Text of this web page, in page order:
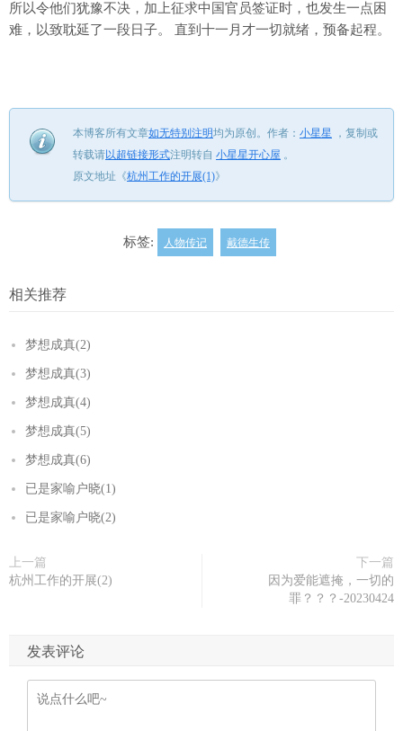
所以令他们犹豫不决，加上征求中国官员签证时，也发生一点困
难，以致耽延了一段日子。 直到十一月才一切就绪，预备起程。
本博客所有文章如无特别注明均为原创。 作者： 小星星 ， 复制或
转载请以超链接形式注明转自 小星星开心屋 。
原文地址《杭州工作的开展(1)》
标签: 人物传记 戴德生传
相关推荐
梦想成真(2)
梦想成真(3)
梦想成真(4)
梦想成真(5)
梦想成真(6)
已是家喻户晓(1)
已是家喻户晓(2)
上一篇
杭州工作的开展(2)
下一篇
因为爱能遮掩，一切的
罪？？？-20230424
发表评论